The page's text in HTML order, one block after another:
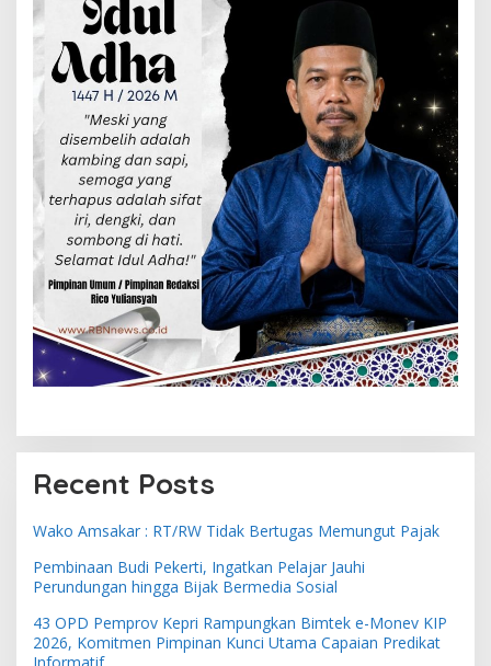
Recent Posts
Wako Amsakar : RT/RW Tidak Bertugas Memungut Pajak
Pembinaan Budi Pekerti, Ingatkan Pelajar Jauhi
Perundungan hingga Bijak Bermedia Sosial
43 OPD Pemprov Kepri Rampungkan Bimtek e-Monev KIP
2026, Komitmen Pimpinan Kunci Utama Capaian Predikat
Informatif